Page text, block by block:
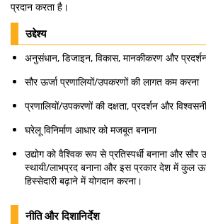
प्रदान करता है।
उद्देश्य
अनुसंधान, डिजाइन, विकास, मानकीकरण और
सौर ऊर्जा प्रणालियों/उपकरणों की लागत कम करना
प्रणालियों/उपकरणों की दक्षता, प्रदर्शन और
घरेलू विनिर्माण आधार को मजबूत बनाना
उद्योग को वैश्विक रूप से प्रतिस्पर्धी बनाना और सौर
स्थायी/लाभप्रद बनाना और इस प्रकार देश में कुल
हिस्सेदारी बढ़ाने में योगदान करना।
नीति और दिशानिर्देश